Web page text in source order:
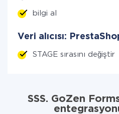
bilgi al
Veri alıcısı:
STAGE sırasını değiştir
SSS. GoZen